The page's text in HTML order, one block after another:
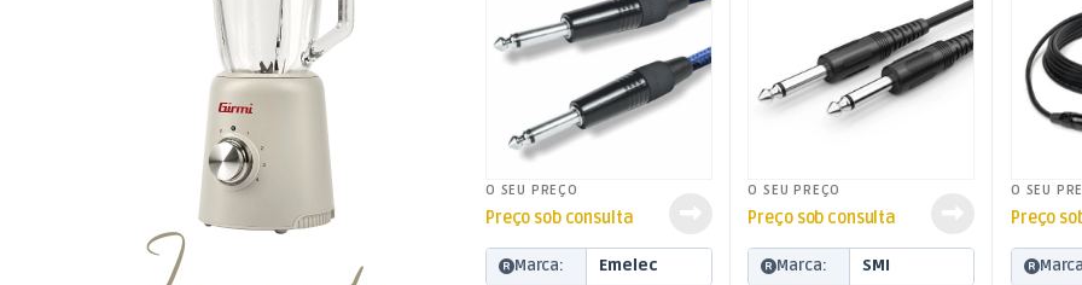
O SEU PREÇO
Preço sob consulta
Marca: Emelec
O SEU PREÇO
Preço sob consulta
Marca: SMI
O SEU
Preço